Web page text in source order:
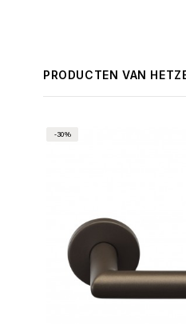
PRODUCTEN VAN
-30%